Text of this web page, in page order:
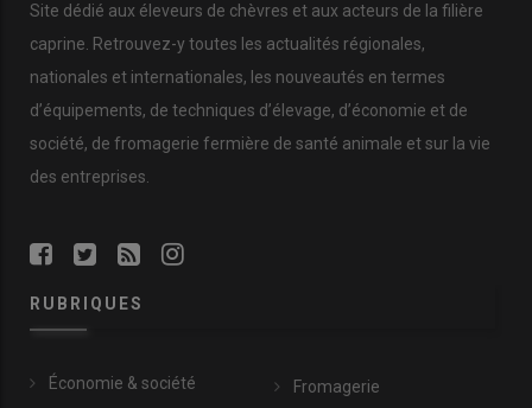
Site dédié aux éleveurs de chèvres et aux acteurs de la filière
caprine. Retrouvez-y toutes les actualités régionales,
nationales et internationales, les nouveautés en termes
d’équipements, de techniques d’élevage, d’économie et de
société, de fromagerie fermière de santé animale et sur la vie
des entreprises.
RUBRIQUES
Économie & société
Fromagerie